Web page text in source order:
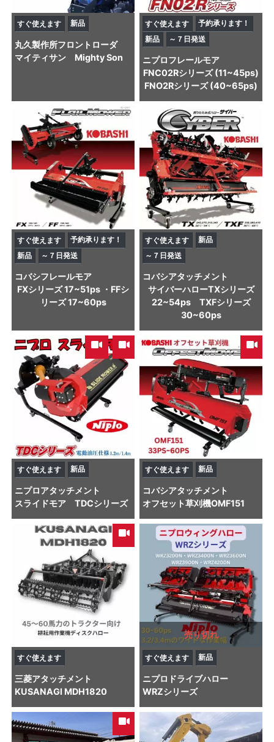
すぐ使えます 新品
丸久製作所フロントローダ
マイティサン Mighty Son
すぐ使えます
予約承ります！
新品
～７日発送
ニプロフレールモア
FNC02Rシリーズ (11~45ps)
FNO2Rシリーズ (40~65ps)
すぐ使えます
予約承ります！
新品
～７日発送
コバシフレールモア
FXシリーズ 17~51ps ・FFシ
リーズ 17~60ps
すぐ使えます
新品
～７日発送
コバシアタッチメント
サイバーハローTXシリーズ
22~54ps TXFシリーズ
30~60ps
,
すぐ使えます 新品
ニプロアタッチメント
スライドモア TDCシリーズ
すぐ使えます 新品
コバシアタッチメント
オフセット草刈機OMF151
すぐ使えます
三菱アタッチメント
KUSANAGI MDH1820
売り切れ
すぐ使えます 新品
ニプロ ドライブハロー
WRZシリーズ